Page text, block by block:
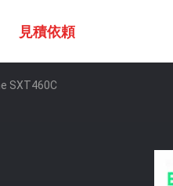
見積依頼
SXT460C